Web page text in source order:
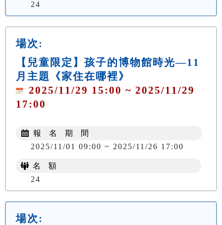
24
場次:
【兒童限定】孩子的博物館時光—11
月主題《家住在哪裡》
2025/11/29 15:00 ~ 2025/11/29
17:00
報 名 期 間
2025/11/01 09:00 ~ 2025/11/26 17:00
名 額
24
場次: